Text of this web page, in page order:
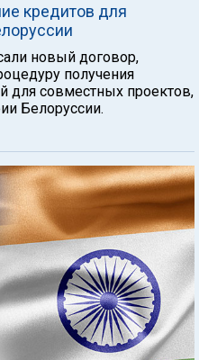
кредитов для
новый договор,
получения
для совместных проектов,
Белоруссии.